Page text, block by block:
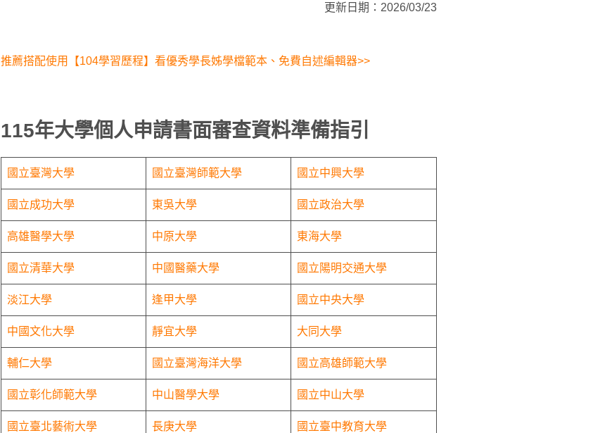
更新日期：2026/03/23
推薦搭配使用【104學習歷程】看優秀學長姊學檔範本、免費自述編輯器>>
115年大學個人申請書面審查資料準備指引
國立臺灣大學 國立臺灣師範大學 國立中興大學
國立成功大學 東吳大學 國立政治大學
高雄醫學大學 中原大學 東海大學
國立清華大學 中國醫藥大學 國立陽明交通大學
淡江大學 逢甲大學 國立中央大學
中國文化大學 靜宜大學 大同大學
輔仁大學 國立臺灣海洋大學 國立高雄師範大學
國立彰化師範大學 中山醫學大學 國立中山大學
國立臺北藝術大學 長庚大學 國立臺中教育大學